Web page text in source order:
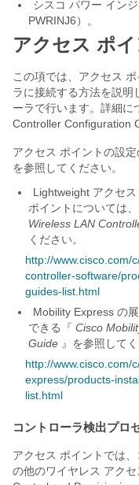
シスコ パワー イン
PWRINJ6）。
アクセス ポ
この項では、アクセス
ラに接続する方法を説明
ーラで行います。詳細に
Controller Configuration
アクセス ポイントの設
を参照してください。
Lightweight アクセ
ポイントについては
Wireless LAN
ください。
http://www.cisco.com/
controller-software/
guides-list.html
Mobility Express の
できる『 Cisco
Guide 』を参照してく
http://www.cisco.com/
express/products-
list.html
コントローラ検出プロ
アクセス ポイントでは
の他のワイヤレス アク